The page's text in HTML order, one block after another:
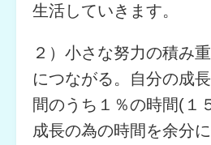
生活していきます。
２）小さな努力の積み
につながる。自分の成
間のうち１％の時間(１
成長の為の時間を余分に